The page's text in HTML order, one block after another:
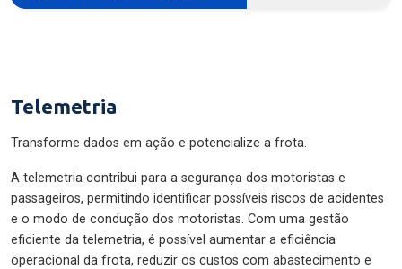
Telemetria
Transforme dados em ação e potencialize a frota.
A telemetria contribui para a segurança dos motoristas e
passageiros, permitindo identificar possíveis riscos de acidentes
e o modo de condução dos motoristas. Com uma gestão
eficiente da telemetria, é possível aumentar a eficiência
operacional da frota, reduzir os custos com abastecimento e